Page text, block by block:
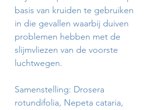
basis van kruiden te gebruiken
in die gevallen waarbij duiven
problemen hebben met de
slijmvliezen van de voorste
luchtwegen.
Samenstelling: Drosera
rotundifolia, Nepeta cataria,